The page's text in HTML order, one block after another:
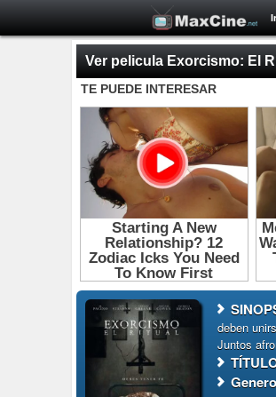
Ver pelicula Exorcismo: El
deben
Juntos